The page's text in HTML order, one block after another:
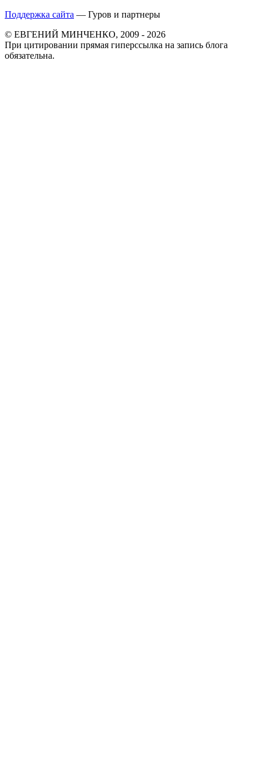
Поддержка сайта — Гуров и партнеры
© ЕВГЕНИЙ МИНЧЕНКО, 2009 - 2026
При цитировании прямая гиперссылка на запись блога
обязательна.